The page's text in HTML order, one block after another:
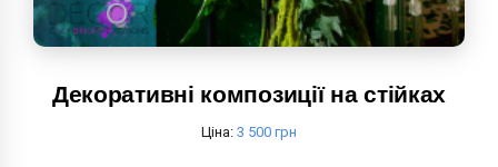
Декоративні композиції на стійках
Ціна: 3 500 грн